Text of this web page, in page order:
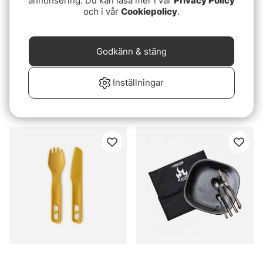
Sea To Summit Passage
Dinnerware Set 2P,
GSI Rakau Cutlery Set
149 kr
och i vår Cookiepolicy.
Inställningar
Godkänn & stäng